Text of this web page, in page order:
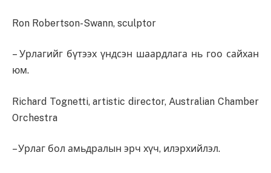
Ron Robertson-Swann, sculptor
– Урлагийг бүтээх үндсэн шаардлага нь гоо сайхан
юм.
Richard Tognetti, artistic director, Australian Chamber
Orchestra
– Урлаг бол амьдралын эрч хүч, илэрхийлэл.